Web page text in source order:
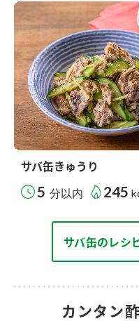
サバ缶きゅうり
5 分以内 245
サバ缶のレシ
カンタン